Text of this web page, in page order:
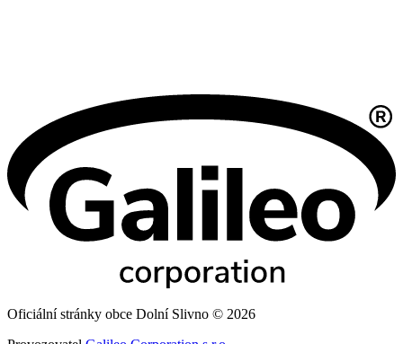
Oficiální stránky obce Dolní Slivno © 2026